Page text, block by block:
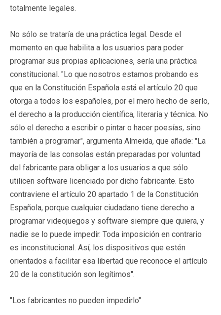
totalmente legales.
No sólo se trataría de una práctica legal. Desde el
momento en que habilita a los usuarios para poder
programar sus propias aplicaciones, sería una práctica
constitucional. "Lo que nosotros estamos probando es
que en la Constitución Española está el artículo 20 que
otorga a todos los españoles, por el mero hecho de serlo,
el derecho a la producción científica, literaria y técnica. No
sólo el derecho a escribir o pintar o hacer poesías, sino
también a programar", argumenta Almeida, que añade: "La
mayoría de las consolas están preparadas por voluntad
del fabricante para obligar a los usuarios a que sólo
utilicen software licenciado por dicho fabricante. Esto
contraviene el artículo 20 apartado 1 de la Constitución
Española, porque cualquier ciudadano tiene derecho a
programar videojuegos y software siempre que quiera, y
nadie se lo puede impedir. Toda imposición en contrario
es inconstitucional. Así, los dispositivos que estén
orientados a facilitar esa libertad que reconoce el artículo
20 de la constitución son legítimos".
"Los fabricantes no pueden impedirlo"